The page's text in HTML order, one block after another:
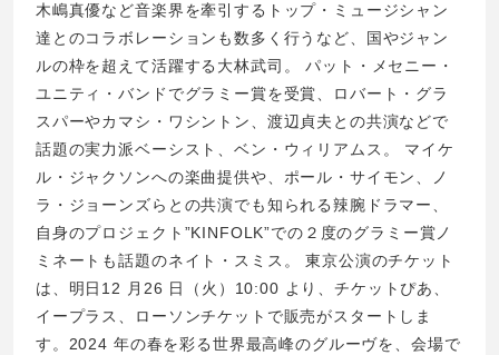
木嶋真優など音楽界を牽引するトップ・ミュージシャン
達とのコラボレーションも数多く行うなど、国やジャン
ルの枠を超えて活躍する⼤林武司。 パット・メセニー・
ユニティ・バンドでグラミー賞を受賞、ロバート・グラ
スパーやカマシ・ワシントン、渡辺貞夫との共演などで
話題の実⼒派ベーシスト、ベン・ウィリアムス。 マイケ
ル・ジャクソンへの楽曲提供や、ポール・サイモン、ノ
ラ・ジョーンズらとの共演でも知られる辣腕ドラマー、
⾃⾝のプロジェクト”KINFOLK”での２度のグラミー賞ノ
ミネートも話題のネイト・スミス。 東京公演のチケット
は、明日12 月26 日（火）10:00 より、チケットぴあ、
イープラス、ローソンチケットで販売がスタートしま
す。2024 年の春を彩る世界最高峰のグルーヴを、会場で